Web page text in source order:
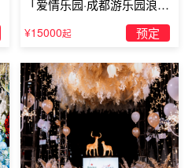
「爱情乐园·成都游乐园浪漫
求婚」
¥15000起 预定